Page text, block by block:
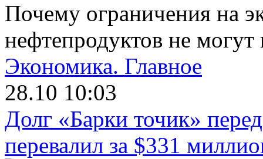
Почему ограничения на
нефтепродуктов не
Экономика. Главное
28.10 10:03
Долг «Барки точик»
перевалил за $331